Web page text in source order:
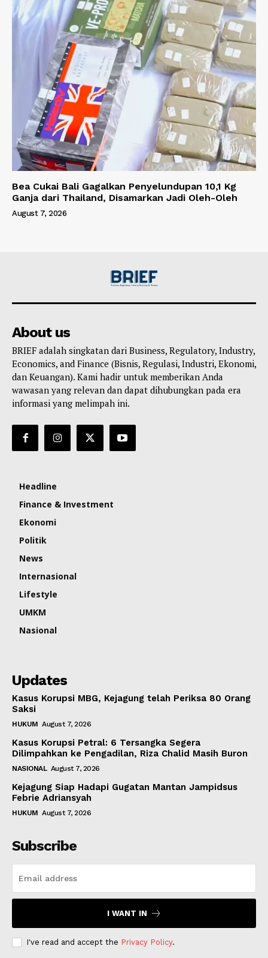
Bea Cukai Bali Gagalkan Penyelundupan 10,1 Kg
Ganja dari Thailand, Disamarkan Jadi Oleh-Oleh
August 7, 2026
About us
BRIEF adalah singkatan dari Business, Regulatory, Industry,
Economics, and Finance (Bisnis, Regulasi, Industri, Ekonomi,
dan Keuangan). Kami hadir untuk memberikan Anda
wawasan yang relevan dan dapat dihubungkan pada era
informasi yang melimpah ini.
Headline
Finance & Investment
Ekonomi
Politik
News
Internasional
Lifestyle
UMKM
Nasional
Updates
Kasus Korupsi MBG, Kejagung telah Periksa 80 Orang
Saksi
HUKUM August 7, 2026
Kasus Korupsi Petral: 6 Tersangka Segera
Dilimpahkan ke Pengadilan, Riza Chalid Masih Buron
NASIONAL August 7, 2026
Kejagung Siap Hadapi Gugatan Mantan Jampidsus
Febrie Adriansyah
HUKUM August 7, 2026
Subscribe
I WANT IN
I've read and accept the Privacy Policy.